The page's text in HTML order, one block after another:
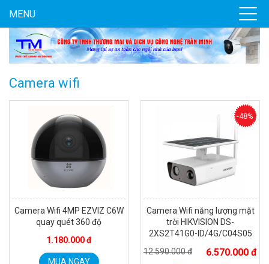
MENU
Camera wifi
Camera Wifi 4MP EZVIZ C6W
quay quét 360 độ
1.180.000 đ
MUA NGAY
Camera Wifi năng lượng mặt
trời HIKVISION DS-
2XS2T41G0-ID/4G/C04S05
12.590.000 đ
6.570.000 đ
-48%